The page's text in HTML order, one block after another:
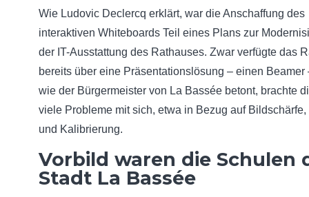
Wie Ludovic Declercq erklärt, war die Anschaffung des
interaktiven Whiteboards Teil eines Plans zur
der IT-Ausstattung des Rathauses. Zwar verfügte das
bereits über eine Präsentationslösung – einen Beamer
wie der Bürgermeister von La Bassée betont, brachte
viele Probleme mit sich, etwa in Bezug auf
und Kalibrierung.
Vorbild waren die Schulen
Stadt La Bassée